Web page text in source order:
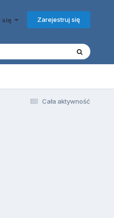
się Zarejestruj się
Cała aktywność